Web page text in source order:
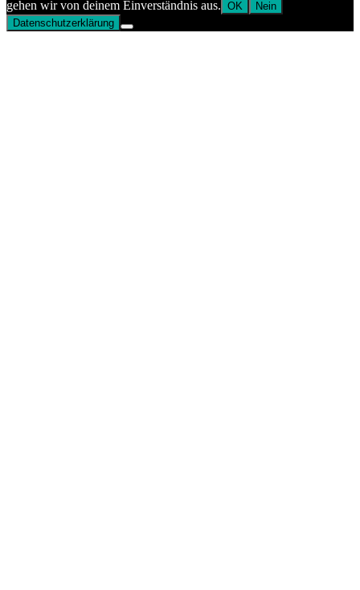
gehen wir von deinem Einverständnis aus. OK
Nein
Datenschutzerklärung